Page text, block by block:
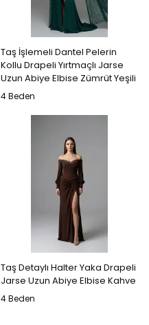
Taş İşlemeli Dantel Pelerin
Kollu Drapeli Yırtmaçlı Jarse
Uzun Abiye Elbise Zümrüt Yeşili
4 Beden
Taş Detaylı Halter Yaka Drapeli
Jarse Uzun Abiye Elbise Kahve
4 Beden